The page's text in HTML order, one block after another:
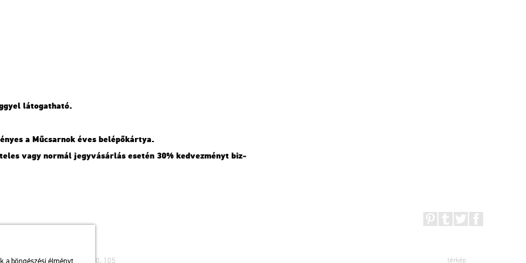
lá­to­gat­ha­tó.
a Mű­csar­nok éves be­lé­pő­kár­tya.
vagy nor­mál jegy­vá­sár­lás ese­tén 30% ked­vez­ményt biz­
75, 79 / Autóbusz: 20, 30, 105
térkép